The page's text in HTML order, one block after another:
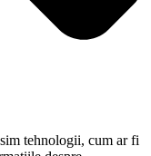
tehnologii, cum ar fi